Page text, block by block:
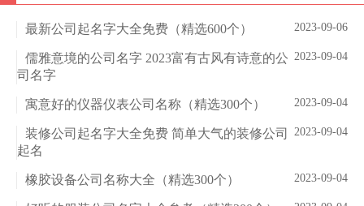
2023-09-06
最新公司起名字大全免费（精选600个）
2023-09-04
儒雅意境的公司名字 2023富有古风有诗意的公
司名字
2023-09-04
寓意好的仪器仪表公司名称（精选300个）
2023-09-04
装修公司起名字大全免费 简单大气的装修公司
起名
2023-09-04
橡胶设备公司名称大全（精选300个）